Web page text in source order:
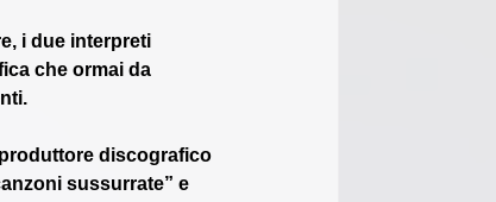
i due interpreti
che ormai da
discografico
sussurrate” e